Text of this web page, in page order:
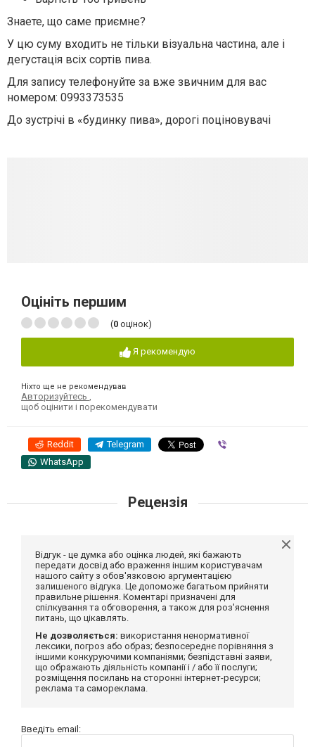
Знаете, що саме приємне?
У цю суму входить не тільки візуальна частина, але і
дегустація всіх сортів пива.
Для запису телефонуйте за вже звичним для вас
номером: 0993373535
До зустрічі в «будинку пива», дорогі поціновувачі
Оцініть першим
(0 оцінок)
Я рекомендую
Ніхто ще не рекомендував
Авторизуйтесь
щоб оцінити і порекомендувати
Reddit Telegram
WhatsApp
Рецензія
Відгук - це думка або оцінка людей, які бажають
передати досвід або враження іншим користувачам
нашого сайту з обов'язковою аргументацією
залишеного відгука. Це допоможе багатьом прийняти
правильне рішення. Коментарі призначені для
спілкування та обговорення, а також для роз'яснення
питань, що цікавлять.
Не дозволяється: використання ненормативної
лексики, погроз або образ; безпосереднє порівняння з
іншими конкуруючими компаніями; безпідставні заяви,
що ображають діяльність компанії і / або її послуги;
розміщення посилань на сторонні інтернет-ресурси;
реклама та самореклама.
Введіть email: